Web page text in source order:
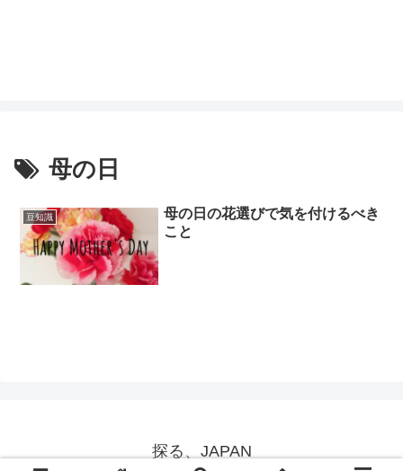
母の日
豆知識
母の日の花選びで気を付けるべき
こと
探る、JAPAN